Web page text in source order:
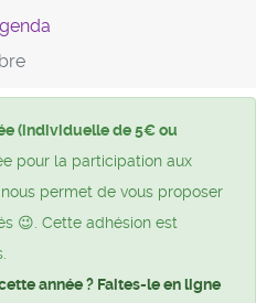
(individuelle de 5€ ou
pour la participation aux
permet de vous proposer
😉. Cette adhésion est
année ? Faites-le en ligne